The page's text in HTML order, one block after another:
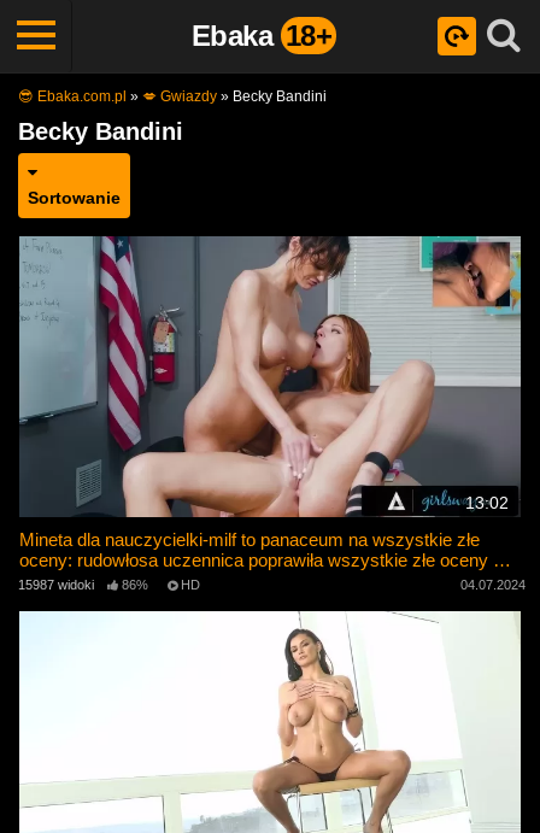
Ebaka 18+
😎 Ebaka.com.pl » 💋 Gwiazdy » Becky Bandini
Becky Bandini
Sortowanie
13:02
Mineta dla nauczycielki-milf to panaceum na wszystkie złe
oceny: rudowłosa uczennica poprawiła wszystkie złe oceny za
jednym zamachem!
15987 widoki 86% HD 04.07.2024